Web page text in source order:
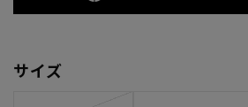
サイズ